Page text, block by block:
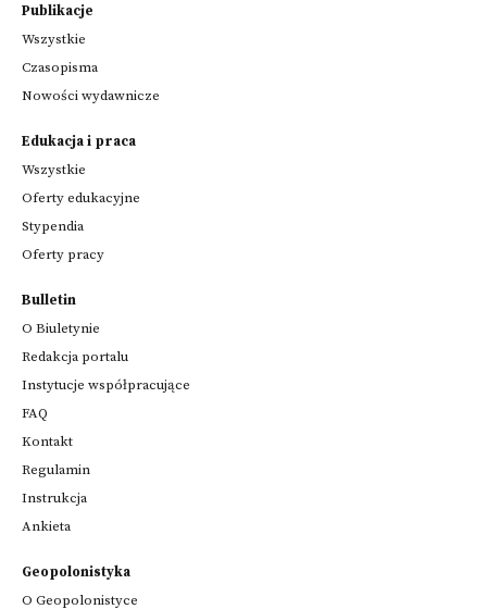
Publikacje
Wszystkie
Czasopisma
Nowości wydawnicze
Edukacja i praca
Wszystkie
Oferty edukacyjne
Stypendia
Oferty pracy
Bulletin
O Biuletynie
Redakcja portalu
Instytucje współpracujące
FAQ
Kontakt
Regulamin
Instrukcja
Ankieta
Geopolonistyka
O Geopolonistyce